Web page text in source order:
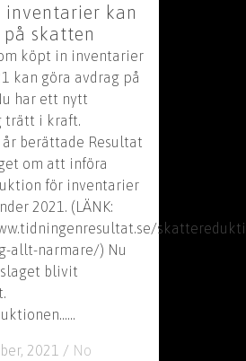
inventarier kan
skatten
köpt in inventarier
kan göra avdrag på
har ett nytt
trätt i kraft.
berättade Resultat
om att införa
för inventarier
2021. (LÄNK:
allt-narmare/) Nu
blivit
2021 / No